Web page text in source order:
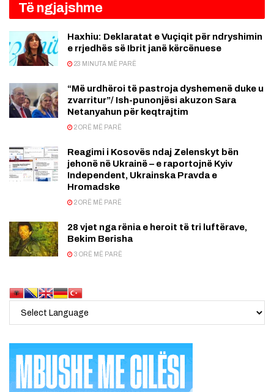
Të ngjajshme
Haxhiu: Deklaratat e Vuçiqit për ndryshimin
e rrjedhës së Ibrit janë kërcënuese
23 MINUTA MË PARË
“Më urdhëroi të pastroja dyshemenë duke u
zvarritur”/ Ish-punonjësi akuzon Sara
Netanyahun për keqtrajtim
2 ORË MË PARË
Reagimi i Kosovës ndaj Zelenskyt bën
jehonë në Ukrainë – e raportojnë Kyiv
Independent, Ukrainska Pravda e
Hromadske
2 ORË MË PARË
28 vjet nga rënia e heroit të tri luftërave,
Bekim Berisha
3 ORË MË PARË